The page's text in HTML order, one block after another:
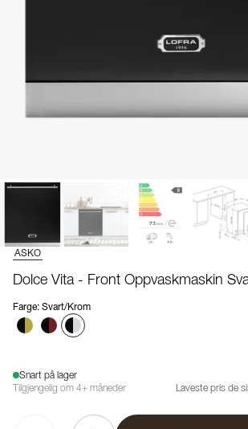
ASKO
Dolce Vita - Front Oppvaskmaskin
Farge: Svart/Krom
Snart på lager
Tilgjengelig om 4+ måneder
Laveste pris de